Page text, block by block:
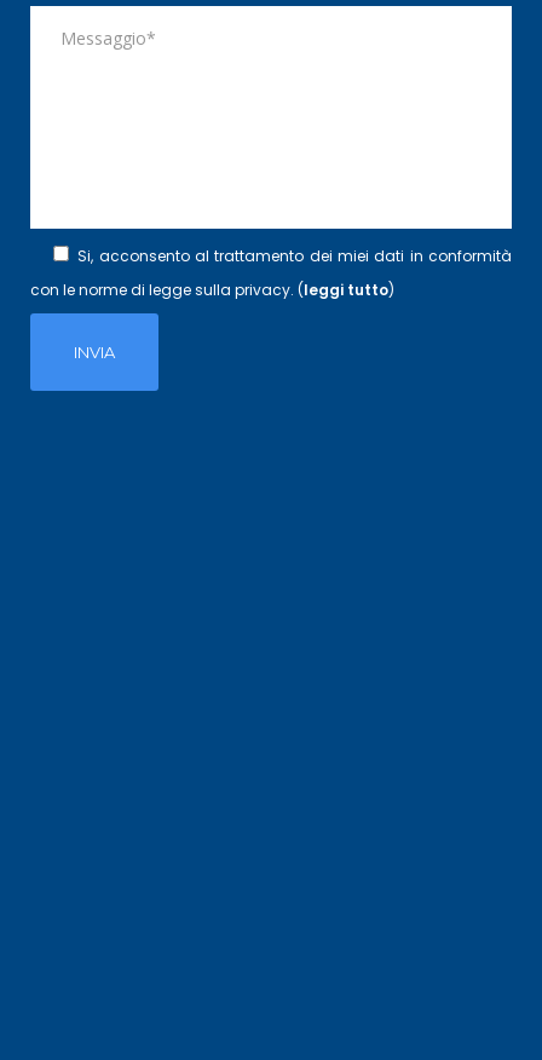
Si, acconsento al trattamento dei miei dati in conformità
con le norme di legge sulla privacy. (leggi tutto)